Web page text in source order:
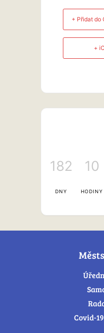
+ Přidat do
+
182
DNY
10
HODINY
Covid-